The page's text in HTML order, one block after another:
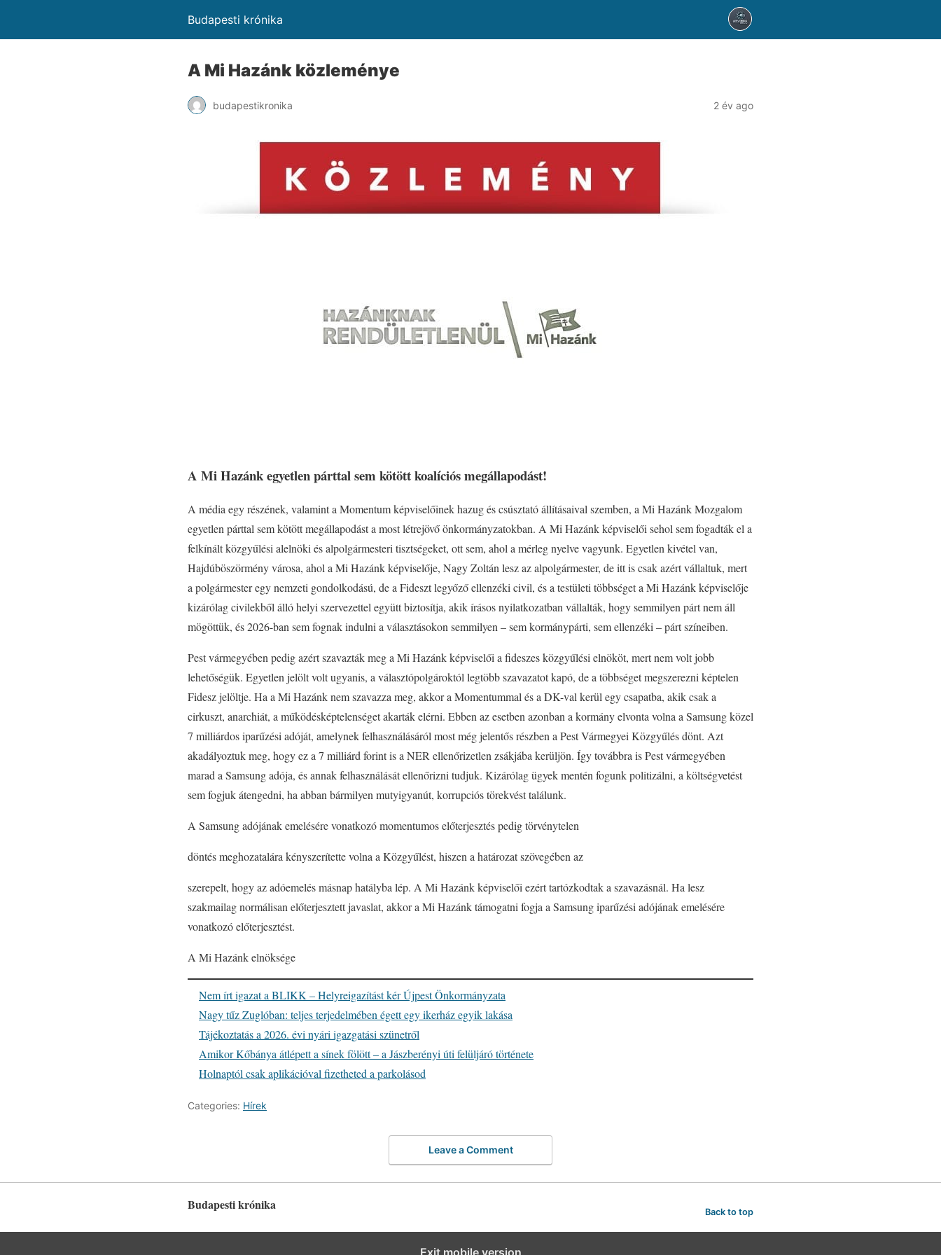
Budapesti krónika
A Mi Hazánk közleménye
budapestikronika 2 év ago
A Mi Hazánk egyetlen párttal sem kötött koalíciós megállapodást!
A média egy részének, valamint a Momentum képviselőinek hazug és csúsztató állításaival szemben, a Mi Hazánk Mozgalom
egyetlen párttal sem kötött megállapodást a most létrejövő önkormányzatokban. A Mi Hazánk képviselői sehol sem fogadták el a
felkínált közgyűlési alelnöki és alpolgármesteri tisztségeket, ott sem, ahol a mérleg nyelve vagyunk. Egyetlen kivétel van,
Hajdúböszörmény városa, ahol a Mi Hazánk képviselője, Nagy Zoltán lesz az alpolgármester, de itt is csak azért vállaltuk, mert
a polgármester egy nemzeti gondolkodású, de a Fideszt legyőző ellenzéki civil, és a testületi többséget a Mi Hazánk képviselője
kizárólag civilekből álló helyi szervezettel együtt biztosítja, akik írásos nyilatkozatban vállalták, hogy semmilyen párt nem áll
mögöttük, és 2026-ban sem fognak indulni a választásokon semmilyen – sem kormánypárti, sem ellenzéki – párt színeiben.
Pest vármegyében pedig azért szavazták meg a Mi Hazánk képviselői a fideszes közgyűlési elnököt, mert nem volt jobb
lehetőségük. Egyetlen jelölt volt ugyanis, a választópolgároktól legtöbb szavazatot kapó, de a többséget megszerezni képtelen
Fidesz jelöltje. Ha a Mi Hazánk nem szavazza meg, akkor a Momentummal és a DK-val kerül egy csapatba, akik csak a
cirkuszt, anarchiát, a működésképtelenséget akarták elérni. Ebben az esetben azonban a kormány elvonta volna a Samsung közel
7 milliárdos iparűzési adóját, amelynek felhasználásáról most még jelentős részben a Pest Vármegyei Közgyűlés dönt. Azt
akadályoztuk meg, hogy ez a 7 milliárd forint is a NER ellenőrizetlen zsákjába kerüljön. Így továbbra is Pest vármegyében
marad a Samsung adója, és annak felhasználását ellenőrizni tudjuk. Kizárólag ügyek mentén fogunk politizálni, a költségvetést
sem fogjuk átengedni, ha abban bármilyen mutyigyanút, korrupciós törekvést találunk.
A Samsung adójának emelésére vonatkozó momentumos előterjesztés pedig törvénytelen
döntés meghozatalára kényszerítette volna a Közgyűlést, hiszen a határozat szövegében az
szerepelt, hogy az adóemelés másnap hatályba lép. A Mi Hazánk képviselői ezért tartózkodtak a szavazásnál. Ha lesz
szakmailag normálisan előterjesztett javaslat, akkor a Mi Hazánk támogatni fogja a Samsung iparűzési adójának emelésére
vonatkozó előterjesztést.
A Mi Hazánk elnöksége
Nem írt igazat a BLIKK – Helyreigazítást kér Újpest Önkormányzata
Nagy tűz Zuglóban: teljes terjedelmében égett egy ikerház egyik lakása
Tájékoztatás a 2026. évi nyári igazgatási szünetről
Amikor Kőbánya átlépett a sínek fölött – a Jászberényi úti felüljáró története
Holnaptól csak aplikációval fizetheted a parkolásod
Categories: Hírek
Leave a Comment
Budapesti krónika Back to top
Exit mobile version